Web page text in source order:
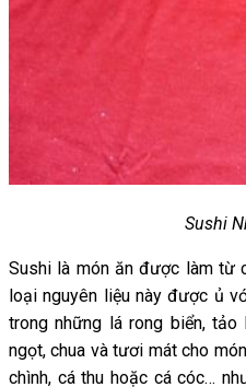
Sushi
Sushi là món ăn được làm từ
loại nguyên liệu này được ủ
trong những lá rong biển,
ngọt, chua và tươi mát cho
chình, cá thu hoặc cá cóc…